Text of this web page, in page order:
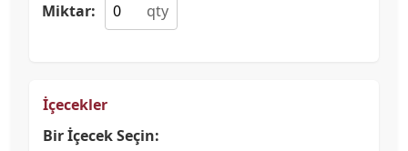
Miktar:
İçecekler
Bir İçecek Seçin: